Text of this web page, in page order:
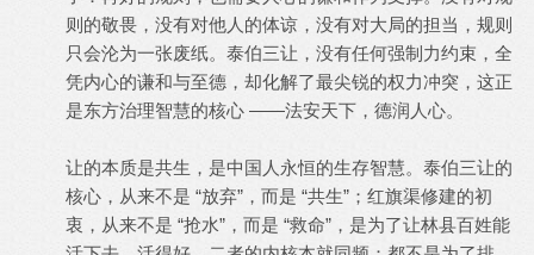
则的敬畏，没有对他人的体谅，没有对大局的担当，规则
只会沦为一张废纸。泰伯三让，没有任何强制力约束，全
凭内心的谦和与至德，却化解了最尖锐的权力冲突，这正
是东方治理智慧的核心 ——法安天下，德润人心。
让的本质是共生，是中国人永恒的生存智慧。泰伯三让的
核心，从来不是 “放弃”，而是 “共生”；红旗渠修建的初
衷，从来不是 “抢水”，而是 “救命”，是为了让林县百姓能